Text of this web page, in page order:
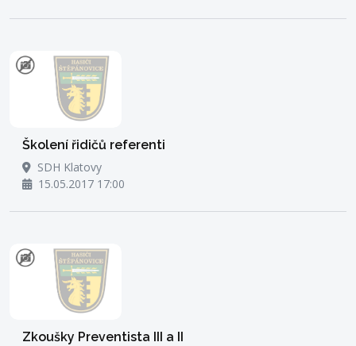
Školení řidičů referenti
SDH Klatovy
15.05.2017 17:00
Zkoušky Preventista III a II